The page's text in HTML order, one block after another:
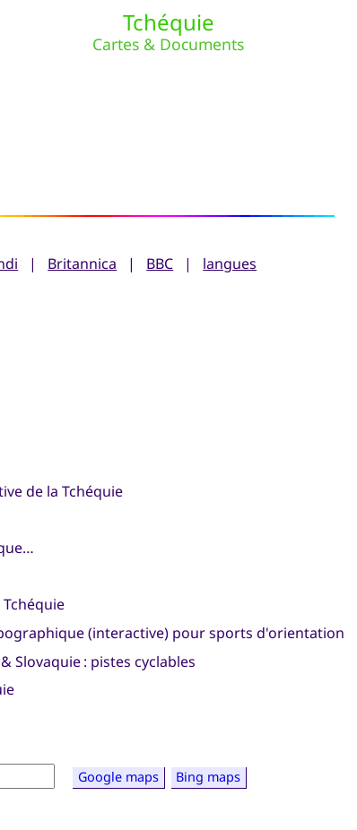
Tchéquie
Cartes & Documents
| Britannica | BBC | langues
de la Tchéquie
(interactive) pour sports d'orientation
Slovaquie : pistes cyclables
Google maps Bing maps